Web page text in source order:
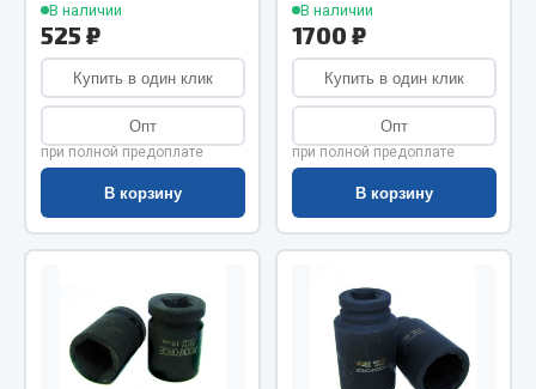
Цепи подъёмные
Весь раздел
РТИ
Кольца уплотнительные
Манжеты
Паронит
Патрубки
В наличии
525 ₽
Купить в один клик
Опт
при полной предоплате
В корзину
В наличии
1700 ₽
Купить в один клик
Опт
при полной предоплате
В корзину